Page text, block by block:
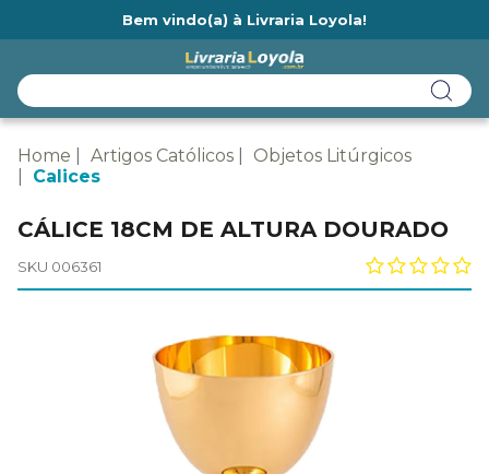
Bem vindo(a) à Livraria Loyola!
Home Artigos Católicos
Objetos Litúrgicos
Calices
CÁLICE 18CM DE ALTURA DOURADO
SKU 006361